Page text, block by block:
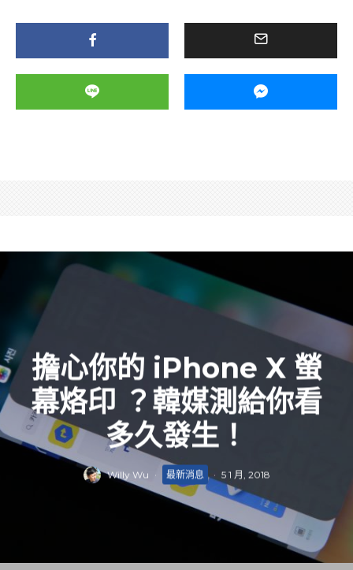
擔心你的 iPhone X 螢
幕烙印 ？韓媒測給你看
多久發生！
Willy Wu · 最新消息 · 5 1 月, 2018